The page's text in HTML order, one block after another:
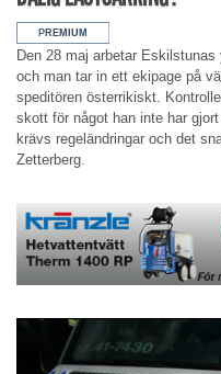
Den 28 maj arbetar
och man tar in ett ekipage på
speditören österrikiskt.
skott för något han inte har
krävs regeländringar och det
Zetterberg.